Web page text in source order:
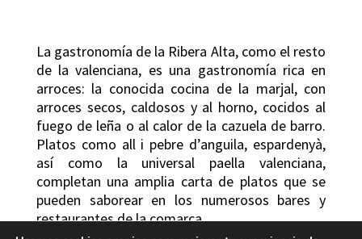
La gastronomía de la Ribera Alta, como el resto
de la valenciana, es una gastronomía rica en
arroces: la conocida cocina de la marjal, con
arroces secos, caldosos y al horno, cocidos al
fuego de leña o al calor de la cazuela de barro.
Platos como all i pebre d’anguila, espardenyà,
así como la universal paella valenciana,
completan una amplia carta de platos que se
pueden saborear en los numerosos bares y
restaurantes de la comarca.